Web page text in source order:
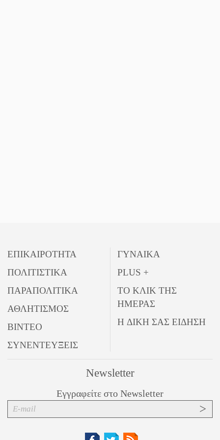
ΕΠΙΚΑΙΡΟΤΗΤΑ
ΠΟΛΙΤΙΣΤΙΚΑ
ΠΑΡΑΠΟΛΙΤΙΚΑ
ΑΘΛΗΤΙΣΜΟΣ
ΒΙΝΤΕΟ
ΣΥΝΕΝΤΕΥΞΕΙΣ
ΓΥΝΑΙΚΑ
PLUS +
ΤΟ ΚΛΙΚ ΤΗΣ
ΗΜΕΡΑΣ
Η ΔΙΚΗ ΣΑΣ ΕΙΔΗΣΗ
Newsletter
Εγγραφείτε στο Newsletter